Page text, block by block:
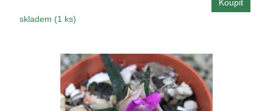
skladem (1 ks)